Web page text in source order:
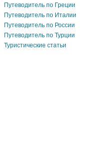
Путеводитель по Греции
Путеводитель по Италии
Путеводитель по России
Путеводитель по Турции
Туристические статьи